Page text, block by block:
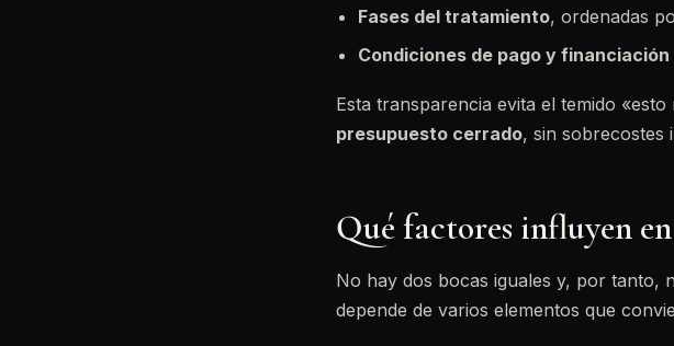
Fases del tratamiento, ordenadas
Condiciones de pago y financiación
Esta transparencia evita el temido
presupuesto cerrado, sin sobrecostes
Qué factores influyen
No hay dos bocas iguales y, por tanto,
depende de varios elementos que